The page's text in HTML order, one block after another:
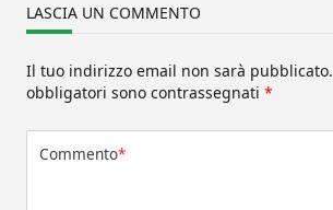
LASCIA UN COMMENTO
Il tuo indirizzo email non sarà pubblicato.
obbligatori sono contrassegnati *
Commento*